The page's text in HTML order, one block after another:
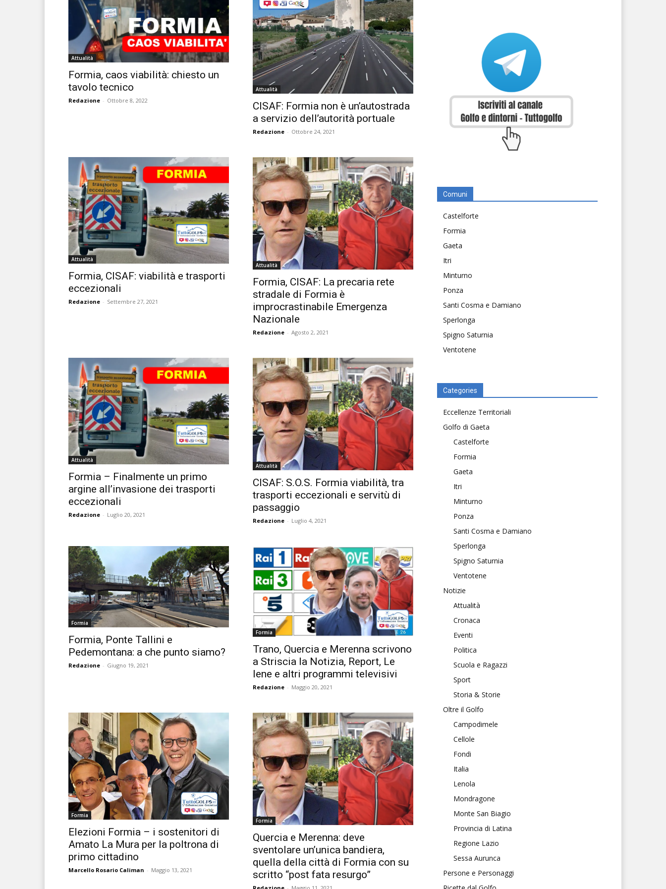
Attualità
Formia, caos viabilità: chiesto un
tavolo tecnico
Redazione - Ottobre 8, 2022
Attualità
CISAF: Formia non è un’autostrada
a servizio dell’autorità portuale
Redazione - Ottobre 24, 2021
Attualità
Formia, CISAF: viabilità e trasporti
eccezionali
Redazione - Settembre 27, 2021
Attualità
Formia, CISAF: La precaria rete
stradale di Formia è
improcrastinabile Emergenza
Nazionale
Redazione - Agosto 2, 2021
Attualità
Formia – Finalmente un primo
argine all’invasione dei trasporti
eccezionali
Redazione - Luglio 20, 2021
Attualità
CISAF: S.O.S. Formia viabilità, tra
trasporti eccezionali e servitù di
passaggio
Redazione - Luglio 4, 2021
Formia
Formia, Ponte Tallini e
Pedemontana: a che punto siamo?
Redazione - Giugno 19, 2021
Formia
Trano, Quercia e Merenna scrivono
a Striscia la Notizia, Report, Le
Iene e altri programmi televisivi
Redazione - Maggio 20, 2021
Formia
Elezioni Formia – i sostenitori di
Amato La Mura per la poltrona di
primo cittadino
Marcello Rosario Caliman - Maggio 13, 2021
Formia
Quercia e Merenna: deve
sventolare un’unica bandiera,
quella della città di Formia con su
scritto “post fata resurgo”
Comuni
Castelforte
Formia
Gaeta
Itri
Minturno
Ponza
Santi Cosma e Damiano
Sperlonga
Spigno Saturnia
Ventotene
Categories
Eccellenze Territoriali
Golfo di Gaeta
Castelforte
Formia
Gaeta
Itri
Minturno
Ponza
Santi Cosma e Damiano
Sperlonga
Spigno Saturnia
Ventotene
Notizie
Attualità
Cronaca
Eventi
Politica
Scuola e Ragazzi
Sport
Storia & Storie
Oltre il Golfo
Campodimele
Cellole
Fondi
Italia
Lenola
Mondragone
Monte San Biagio
Provincia di Latina
Regione Lazio
Sessa Aurunca
Persone e Personaggi